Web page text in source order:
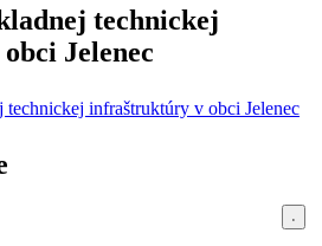
technickej
Jelenec